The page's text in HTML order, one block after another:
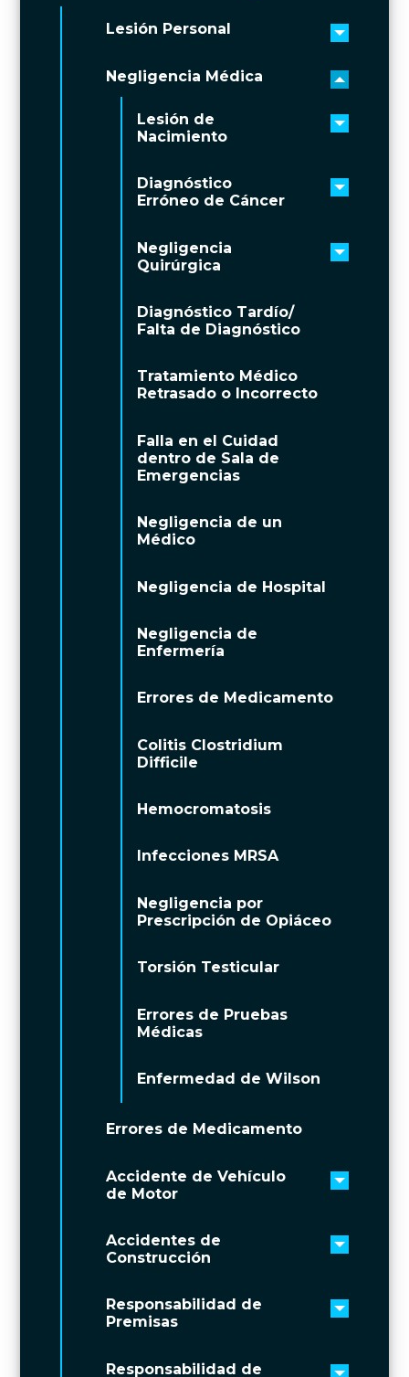
Lesión Personal
Toggle
Negligencia Médica
Toggle
Lesión de
Nacimiento
Toggle
Diagnóstico
Erróneo de Cáncer
Toggle
Negligencia
Quirúrgica
Toggle
Diagnóstico Tardío/
Falta de Diagnóstico
Tratamiento Médico
Retrasado o Incorrecto
Falla en el Cuidad
dentro de Sala de
Emergencias
Negligencia de un
Médico
Negligencia de Hospital
Negligencia de
Enfermería
Errores de Medicamento
Colitis Clostridium
Difficile
Hemocromatosis
Infecciones MRSA
Negligencia por
Prescripción de Opiáceo
Torsión Testicular
Errores de Pruebas
Médicas
Enfermedad de Wilson
Errores de Medicamento
Accidente de Vehículo
de Motor
Toggle
Accidentes de
Construcción
Toggle
Responsabilidad de
Premisas
Toggle
Responsabilidad de